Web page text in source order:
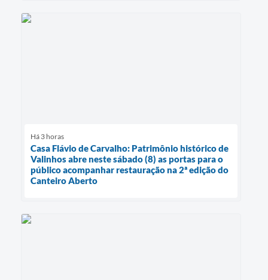
Há 3 horas
Casa Flávio de Carvalho: Patrimônio histórico de
Valinhos abre neste sábado (8) as portas para o
público acompanhar restauração na 2ª edição do
Canteiro Aberto